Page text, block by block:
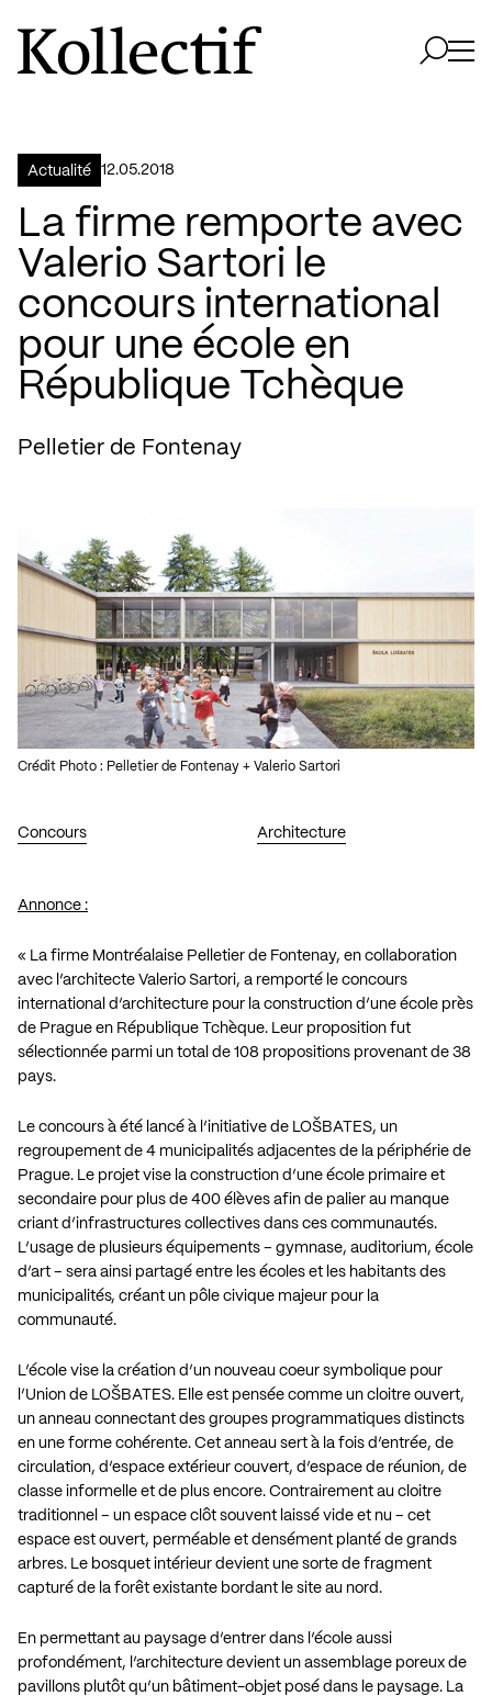
Aller à la page d'accueil
Logo Kollectif
Actualité 12.05.2018
La firme remporte avec
Valerio Sartori le
concours international
pour une école en
République Tchèque
Pelletier de Fontenay
Concours Architecture
Crédit Photo : Pelletier de Fontenay + Valerio Sartori
Annonce :
« La firme Montréalaise Pelletier de Fontenay, en collaboration
avec l’architecte Valerio Sartori, a remporté le concours
international d’architecture pour la construction d’une école près
de Prague en République Tchèque. Leur proposition fut
sélectionnée parmi un total de 108 propositions provenant de 38
pays.
Le concours à été lancé à l’initiative de LOŠBATES, un
regroupement de 4 municipalités adjacentes de la périphérie de
Prague. Le projet vise la construction d’une école primaire et
secondaire pour plus de 400 élèves afin de palier au manque
criant d’infrastructures collectives dans ces communautés.
L’usage de plusieurs équipements – gymnase, auditorium, école
d’art – sera ainsi partagé entre les écoles et les habitants des
municipalités, créant un pôle civique majeur pour la
communauté.
L’école vise la création d’un nouveau coeur symbolique pour
l’Union de LOŠBATES. Elle est pensée comme un cloitre ouvert,
un anneau connectant des groupes programmatiques distincts
en une forme cohérente. Cet anneau sert à la fois d’entrée, de
circulation, d’espace extérieur couvert, d’espace de réunion, de
classe informelle et de plus encore. Contrairement au cloitre
traditionnel – un espace clôt souvent laissé vide et nu – cet
espace est ouvert, perméable et densément planté de grands
arbres. Le bosquet intérieur devient une sorte de fragment
capturé de la forêt existante bordant le site au nord.
En permettant au paysage d’entrer dans l’école aussi
profondément, l’architecture devient un assemblage poreux de
pavillons plutôt qu’un bâtiment-objet posé dans le paysage. La